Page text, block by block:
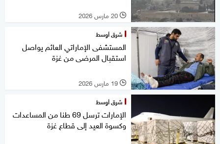
l 20 مارس 2026
شرق أوسط
المستشفى الإماراتي العائم يواصل
استقبال المرضى من غزة
l 19 مارس 2026
شرق أوسط
الإمارات ترسل 69 طنا من المساعدات
وكسوة العيد إلى قطاع غزة